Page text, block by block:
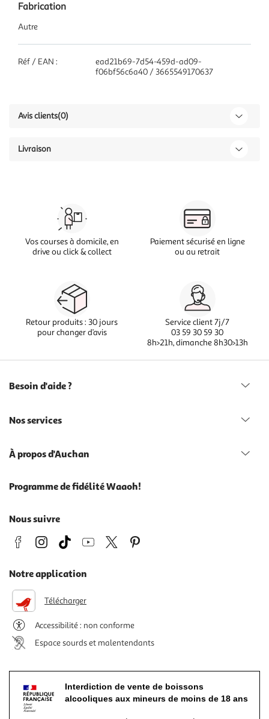
Fabrication
Autre
Réf / EAN :
ead21b69-7d54-459d-ad09-
f06bf56c6a40 / 3665549170637
Avis clients(0)
Livraison
Vos courses à domicile, en
drive ou click & collect
Paiement sécurisé en ligne
ou au retrait
Retour produits : 30 jours
pour changer d’avis
Service client 7j/7
03 59 30 59 30
8h>21h, dimanche 8h30>13h
Besoin d'aide ?
Nos services
À propos d'Auchan
Programme de fidélité Waaoh!
Nous suivre
Notre application
Télécharger
Accessibilité : non conforme
Espace sourds et malentendants
Interdiction de vente de boissons
alcooliques aux mineurs de moins de 18 ans